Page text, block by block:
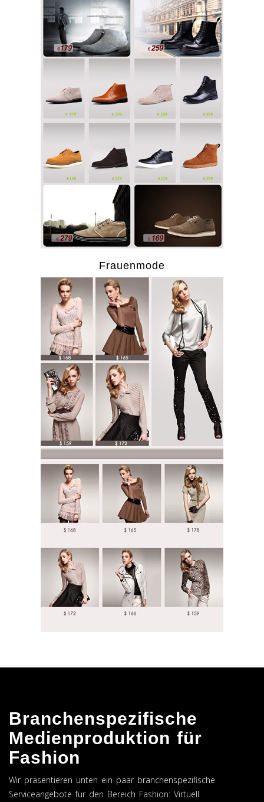
Frauenmode
Branchenspezifische
Medienproduktion für
Fashion
Wir präsentieren unten ein paar branchenspezifische
Serviceangebote für den Bereich Fashion: Virtuell